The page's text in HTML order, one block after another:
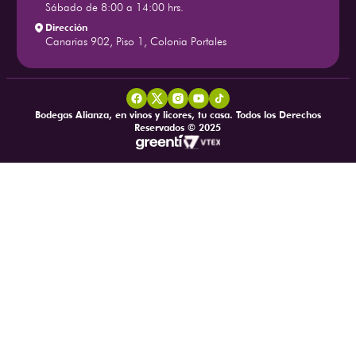
Sábado de 8:00 a 14:00 hrs.
Dirección
Canarias 902, Piso 1, Colonia Portales
Bodegas Alianza, en vinos y licores, tu casa. Todos los Derechos
Reservados © 2025